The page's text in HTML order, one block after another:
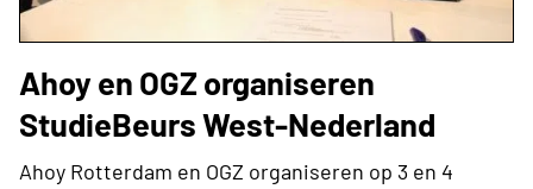
Ahoy en OGZ organiseren
StudieBeurs West-Nederland
Ahoy Rotterdam en OGZ organiseren op 3 en 4